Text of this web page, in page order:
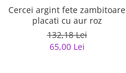
Cercei argint fete zambitoare
placati cu aur roz
132,18 Lei
65,00 Lei